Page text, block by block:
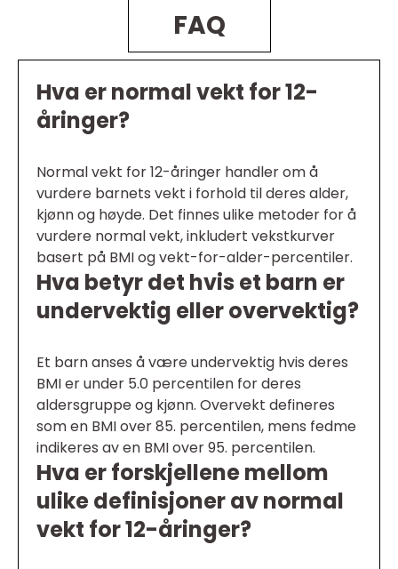
FAQ
Hva er normal vekt for 12-
åringer?
Normal vekt for 12-åringer handler om å
vurdere barnets vekt i forhold til deres alder,
kjønn og høyde. Det finnes ulike metoder for å
vurdere normal vekt, inkludert vekstkurver
basert på BMI og vekt-for-alder-percentiler.
Hva betyr det hvis et barn er
undervektig eller overvektig?
Et barn anses å være undervektig hvis deres
BMI er under 5.0 percentilen for deres
aldersgruppe og kjønn. Overvekt defineres
som en BMI over 85. percentilen, mens fedme
indikeres av en BMI over 95. percentilen.
Hva er forskjellene mellom
ulike definisjoner av normal
vekt for 12-åringer?